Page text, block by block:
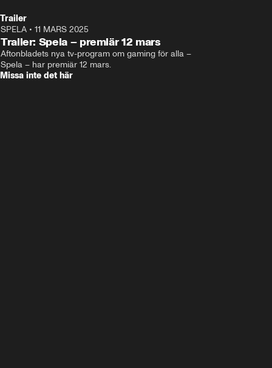
Trailer
SPELA • 11 MARS 2025
Trailer: Spela – premiär 12 mars
Aftonbladets nya tv-program om gaming för alla –
Spela – har premiär 12 mars.
Missa inte det här